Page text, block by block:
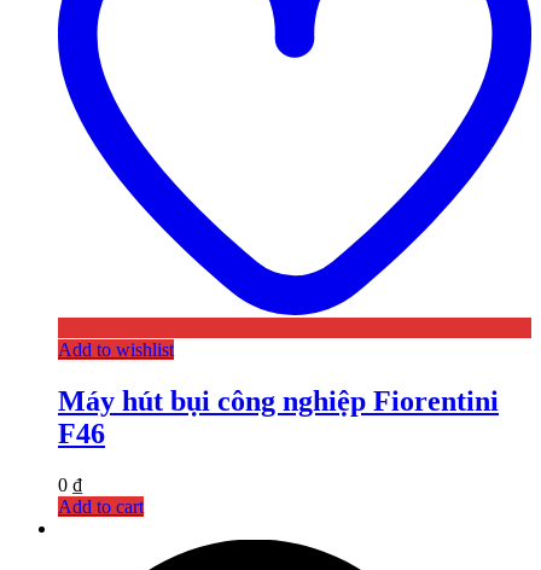
Add to wishlist
Máy hút bụi công nghiệp Fiorentini
F46
0 ₫
Add to cart